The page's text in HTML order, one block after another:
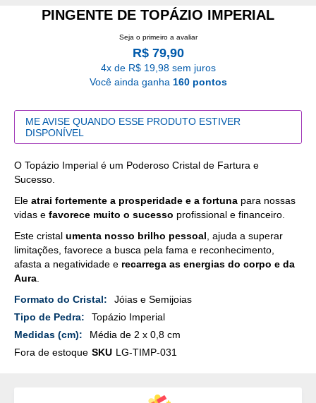
PINGENTE DE TOPÁZIO IMPERIAL
Seja o primeiro a avaliar
R$ 79,90
4x de R$ 19,98 sem juros
Você ainda ganha 160 pontos
ME AVISE QUANDO ESSE PRODUTO ESTIVER
DISPONÍVEL
O Topázio Imperial é um Poderoso Cristal de Fartura e
Sucesso.
Ele atrai fortemente a prosperidade e a fortuna para nossas
vidas e favorece muito o sucesso profissional e financeiro.
Este cristal umenta nosso brilho pessoal , ajuda a superar
limitações, favorece a busca pela fama e reconhecimento,
afasta a negatividade e recarrega as energias do corpo e da
Aura
Mais
Detalhes
Jóias e Semijoias
Topázio Imperial
Média de 2 x 0,8 cm
Fora de estoque SKU LG-TIMP-031